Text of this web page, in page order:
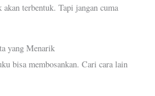
terbentuk. Tapi jangan cuma
yang Menarik
bisa membosankan. Cari cara lain